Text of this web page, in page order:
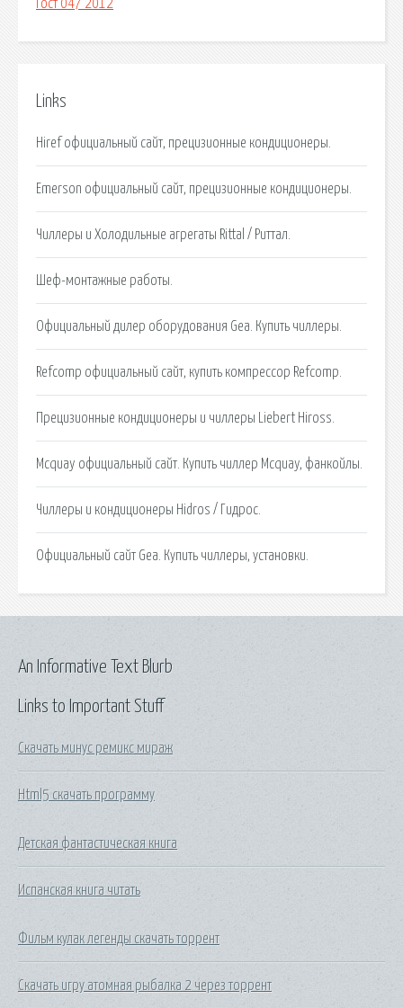
Гост 047 2012
Links
Hiref официальный сайт, прецизионные кондиционеры.
Emerson официальный сайт, прецизионные кондиционеры.
Чиллеры и Холодильные агрегаты Rittal / Риттал.
Шеф-монтажные работы.
Официальный дилер оборудования Gea. Купить чиллеры.
Refcomp официальный сайт, купить компрессор Refcomp.
Прецизионные кондиционеры и чиллеры Liebert Hiross.
Mcquay официальный сайт. Купить чиллер Mcquay, фанкойлы.
Чиллеры и кондиционеры Hidros / Гидрос.
Официальный сайт Gea. Купить чиллеры, установки.
Links to Important Stuff
Скачать минус ремикс мираж
Html5 скачать программу
Детская фантастическая книга
Испанская книга читать
Фильм кулак легенды скачать торрент
Скачать игру атомная рыбалка 2 через торрент
An Informative Text Blurb